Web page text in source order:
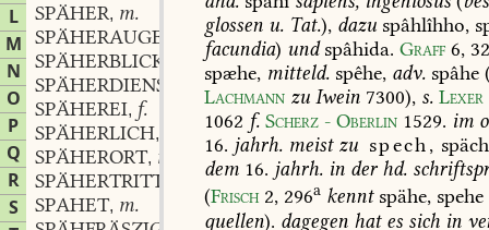
L
M
N
O
P
Q
R
S
SPÄHER, m.
SPÄHERAUGE
SPÄHERBLICK
SPÄHERDIENST
m.
SPÄHEREI, f.
SPÄHERLICH,
SPÄHERORT, m.
SPÄHERTRITT
SPAHET, m.
glossen u. Tat.), dazu spâhlîhho,
facundia) undspâhida. Graff 6,
spæhe, mitteld. spêhe, adv. spâhe
Lachmann zu Iwein 7300), s. Lexer
1062 f. Scherz - Oberlin 1529. im
16. jahrh. meistzu spech, späch
dem 16. jahrh. in derhd.
(Frisch 2, 296a kenntspähe, spehe
quellen). dagegen hates sich in